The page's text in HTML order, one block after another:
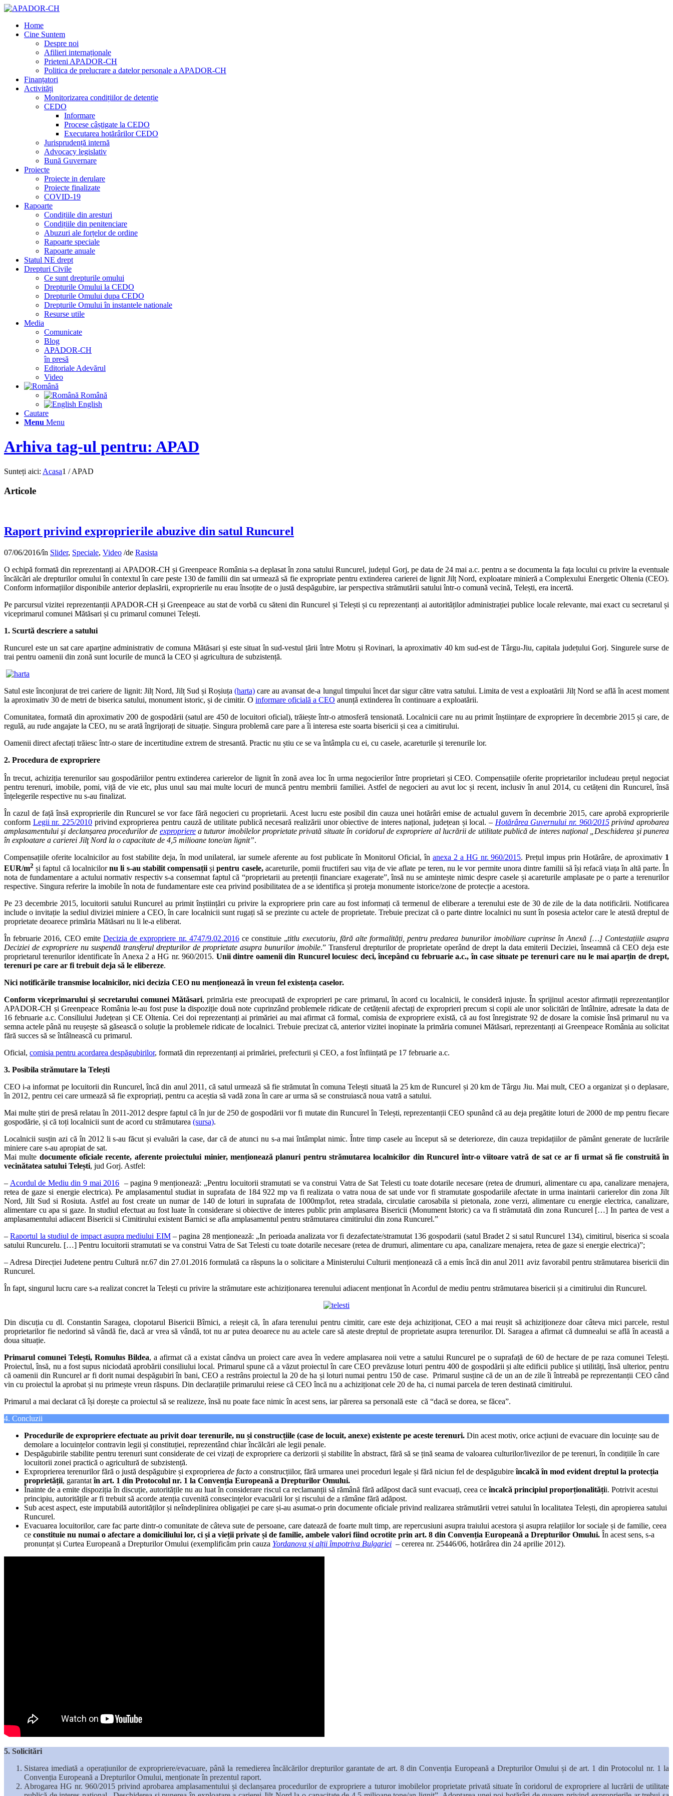
Home
Cine Suntem
Despre noi
Afilieri internaționale
Prieteni APADOR-CH
Politica de prelucrare a datelor personale a APADOR-CH
Finanțatori
Activități
Monitorizarea condițiilor de detenție
CEDO
Informare
Procese câștigate la CEDO
Executarea hotărârilor CEDO
Jurisprudență internă
Advocacy legislativ
Bună Guvernare
Proiecte
Proiecte in derulare
Proiecte finalizate
COVID-19
Rapoarte
Condițiile din aresturi
Condițiile din penitenciare
Abuzuri ale forțelor de ordine
Rapoarte speciale
Rapoarte anuale
Statul NE drept
Drepturi Civile
Ce sunt drepturile omului
Drepturile Omului la CEDO
Drepturile Omului dupa CEDO
Drepturile Omului în instantele nationale
Resurse utile
Media
Comunicate
Blog
APADOR-CH
în presă
Editoriale Adevărul
Video
Română
English
Cautare
Menu Menu
Arhiva tag-ul pentru: APAD
Sunteți aici: Acasa1 / APAD
Articole
Raport privind exproprierile abuzive din satul Runcurel
07/06/2016/în Slider, Speciale, Video /de Rasista
O echipă formată din reprezentanți ai APADOR-CH și Greenpeace România s-a deplasat în zona satului Runcurel, județul Gorj, pe data de 24 mai a.c. pentru a se documenta la fața locului cu privire la eventuale
încălcări ale drepturilor omului în contextul în care peste 130 de familii din sat urmează să fie expropriate pentru extinderea carierei de lignit Jilț Nord, exploatare minieră a Complexului Energetic Oltenia (CEO).
Conform informațiilor disponibile anterior deplasării, exproprierile nu erau însoțite de o justă despăgubire, iar perspectiva strămutării satului într-o comună vecină, Telești, era incertă.
Pe parcursul vizitei reprezentanții APADOR-CH și Greenpeace au stat de vorbă cu săteni din Runcurel și Telești și cu reprezentanți ai autorităților administrației publice locale relevante, mai exact cu secretarul și
viceprimarul comunei Mătăsari și cu primarul comunei Telești.
1. Scurtă descriere a satului
Runcurel este un sat care aparține administrativ de comuna Mătăsari și este situat în sud-vestul țării între Motru și Rovinari, la aproximativ 40 km sud-est de Târgu-Jiu, capitala județului Gorj. Singurele surse de
trai pentru oamenii din zonă sunt locurile de muncă la CEO și agricultura de subzistență.
Satul este înconjurat de trei cariere de lignit: Jilț Nord, Jilț Sud și Roșiuța(harta) care au avansat de-a lungul timpului încet dar sigur către vatra satului. Limita de vest a exploatării Jilț Nord se află în acest moment
la aproximativ 30 de metri de biserica satului, monument istoric, și de cimitir. O informare oficială a CEO anunță extinderea în continuare a exploatării.
Comunitatea, formată din aproximativ 200 de gospodării (satul are 450 de locuitori oficial), trăiește într-o atmosferă tensionată. Localnicii care nu au primit înștiințare de expropriere în decembrie 2015 și care, de
regulă, au rude angajate la CEO, nu se arată îngrijorați de situație. Singura problemă care pare a îi interesa este soarta bisericii și cea a cimitirului.
Oamenii direct afectați trăiesc într-o stare de incertitudine extrem de stresantă. Practic nu știu ce se va întâmpla cu ei, cu casele, acareturile și terenurile lor.
2. Procedura de expropriere
În trecut, achiziția terenurilor sau gospodăriilor pentru extinderea carierelor de lignit în zonă avea loc în urma negocierilor între proprietari și CEO. Compensațiile oferite proprietarilor includeau prețul negociat
pentru terenuri, imobile, pomi, viță de vie etc, plus unul sau mai multe locuri de muncă pentru membrii familiei. Astfel de negocieri au avut loc și recent, inclusiv în anul 2014, cu cetățeni din Runcurel, însă
înțelegerile respective nu s-au finalizat.
În cazul de față însă exproprierile din Runcurel se vor face fără negocieri cu proprietarii. Acest lucru este posibil din cauza unei hotărâri emise de actualul guvern în decembrie 2015, care aprobă exproprierile
conform Legii nr. 225/2010 privind exproprierea pentru cauză de utilitate publică necesară realizării unor obiective de interes național, județean și local. – Hotărârea Guvernului nr. 960/2015privind aprobarea
amplasamentului şi declanşarea procedurilor de exproprierea tuturor imobilelor proprietate privată situate în coridorul de expropriere al lucrării de utilitate publică de interes naţional „Deschiderea şi punerea
în exploatare a carierei Jilţ Nord la o capacitate de 4,5 milioane tone/an lignit”.
Compensațiile oferite localnicilor au fost stabilite deja, în mod unilateral, iar sumele aferente au fost publicate în Monitorul Oficial, în anexa 2 a HG nr. 960/2015. Prețul impus prin Hotărâre, de aproximativ 1
EUR/m2 și faptul că localnicilornu li s-au stabilit compensațiiși pentru casele, acareturile, pomii fructiferi sau vița de vie aflate pe teren, nu le vor permite unora dintre familii să își refacă viața în altă parte. În
nota de fundamentare a actului normativ respectiv s-a consemnat faptul că “proprietarii au pretenții financiare exagerate”, însă nu se amintește nimic despre casele și acareturile amplasate pe o parte a terenurilor
respective. Singura referire la imobile în nota de fundamentare este cea privind posibilitatea de a se identifica și proteja monumente istorice/zone de protecție a acestora.
Pe 23 decembrie 2015, locuitorii satului Runcurel au primit înștiințări cu privire la expropriere prin care au fost informați că termenul de eliberare a terenului este de 30 de zile de la data notificării. Notificarea
include o invitație la sediul diviziei miniere a CEO, în care localnicii sunt rugați să se prezinte cu actele de proprietate. Trebuie precizat că o parte dintre localnici nu sunt în posesia actelor care le atestă dreptul de
proprietate deoarece primăria Mătăsari nu li le-a eliberat.
În februarie 2016, CEO emite Decizia de expropriere nr. 4747/9.02.2016ce constituie „titlu executoriu, fără alte formalități, pentru predarea bunurilor imobiliare cuprinse în Anexă […] Contestațiile asupra
Deciziei de expropriere nu suspendă transferul drepturilor de proprietate asupra bunurilor imobile.” Transferul drepturilor de proprietate operând de drept la data emiterii Deciziei, înseamnă că CEO deja este
proprietarul terenurilor identificate în Anexa 2 a HG nr. 960/2015. Unii dintre oamenii din Runcurel locuiesc deci, începând cu februarie a.c., în case situate pe terenuri care nu le mai aparțin de drept,
terenuri pe care ar fi trebuit deja să le elibereze.
Nici notificările transmise localnicilor, nici decizia CEO nu menționează în vreun fel existența caselor.
Conform viceprimarului și secretarului comunei Mătăsari, primăria este preocupată de exproprieri pe care primarul, în acord cu localnicii, le consideră injuste. În sprijinul acestor afirmații reprezentanților
APADOR-CH și Greenpeace România le-au fost puse la dispoziție două note cuprinzând problemele ridicate de cetățenii afectați de exproprieri precum si copii ale unor solicitări de întâlnire, adresate la data de
16 februarie a.c. Consiliului Județean și CE Oltenia. Cei doi reprezentanți ai primăriei au mai afirmat că formal, comisia de expropriere există, că au fost înregistrate 92 de dosare la comisie însă primarul nu va
semna actele până nu reușește să găsească o soluție la problemele ridicate de localnici. Trebuie precizat că, anterior vizitei inopinate la primăria comunei Mătăsari, reprezentanți ai Greenpeace România au solicitat
fără succes să se întâlnească cu primarul.
Oficial, comisia pentru acordarea despăgubirilor, formată din reprezentanți ai primăriei, prefecturii și CEO, a fost înființată pe 17 februarie a.c.
3. Posibila strămutare la Telești
CEO i-a informat pe locuitorii din Runcurel, încă din anul 2011, că satul urmează să fie strămutat în comuna Telești situată la 25 km de Runcurel și 20 km de Târgu Jiu. Mai mult, CEO a organizat și o deplasare,
în 2012, pentru cei care urmează să fie expropriați, pentru ca aceștia să vadă zona în care ar urma să se construiască noua vatră a satului.
Mai multe știri de presă relatau în 2011-2012 despre faptul că în jur de 250 de gospodării vor fi mutate din Runcurel în Telești, reprezentanții CEO spunând că au deja pregătite loturi de 2000 de mp pentru fiecare
gospodărie, și că toți localnicii sunt de acord cu strămutarea (sursa).
Localnicii susțin azi că în 2012 li s-au făcut și evaluări la case, dar că de atunci nu s-a mai întâmplat nimic. Între timp casele au început să se deterioreze, din cauza trepidațiilor de pământ generate de lucrările
miniere care s-au apropiat de sat.
Mai multe documente oficiale recente, aferente proiectului minier, menționează planuri pentru strămutarea localnicilor din Runcurel într-o viitoare vatră de sat ce ar fi urmat să fie construită în
vecinătatea satului Telești, jud Gorj. Astfel:
– Acordul de Mediu din 9 mai 2016 – pagina 9 menționează: „Pentru locuitorii stramutati se va construi Vatra de Sat Telesti cu toate dotarile necesare (retea de drumuri, alimentare cu apa, canalizare menajera,
retea de gaze si energie electrica). Pe amplasamentul studiat in suprafata de 184 922 mp va fi realizata o vatra noua de sat unde vor fi stramutate gospodariile afectate in urma inaintarii carierelor din zona Jilt
Nord, Jilt Sud si Rosiuta. Astfel au fost create un numar de 140 de loturi in suprafata de 1000mp/lot, retea stradala, circulatie carosabila si pietonala, zone verzi, alimentare cu energie electrica, canalizare,
alimentare cu apa si gaze. In studiul efectuat au fost luate în considerare si obiective de interes public prin amplasarea Bisericii (Monument Istoric) ca va fi strămutată din zona Runcurel […] In partea de vest a
amplasamentului adiacent Bisericii si Cimitirului existent Barnici se afla amplasamentul pentru strămutarea cimitirului din zona Runcurel.”
–Raportul la studiul de impact asupra mediului EIM– pagina 28 menționează: „In perioada analizata vor fi dezafectate/stramutat 136 gospodarii (satul Bradet 2 si satul Runcurel 134), cimitirul, biserica si scoala
satului Runcurelu. […] Pentru locuitorii stramutati se va construi Vatra de Sat Telesti cu toate dotarile necesare (retea de drumuri, alimentare cu apa, canalizare menajera, retea de gaze si energie electrica)”;
– Adresa Direcției Judetene pentru Cultură nr.67 din 27.01.2016 formulată ca răspuns la o solicitare a Ministerului Culturii menționează că a emis încă din anul 2011 aviz favorabil pentru strămutarea bisericii din
Runcurel.
În fapt, singurul lucru care s-a realizat concret la Telești cu privire la strămutare este achiziționarea terenului adiacent menționat în Acordul de mediu pentru strămutarea bisericii și a cimitirului din Runcurel.
Din discuția cu dl. Constantin Saragea, clopotarul Bisericii Bîrnici, a reieșit că, în afara terenului pentru cimitir, care este deja achiziționat, CEO a mai reușit să achiziționeze doar câteva mici parcele, restul
proprietarilor fie nedorind să vândă fie, dacă ar vrea să vândă, tot nu ar putea deoarece nu au actele care să ateste dreptul de proprietate asupra terenurilor. Dl. Saragea a afirmat că dumnealui se află în această a
doua situație.
Primarul comunei Telești, Romulus Bildea, a afirmat că a existat cândva un proiect care avea în vedere amplasarea noii vetre a satului Runcurel pe o suprafață de 60 de hectare de pe raza comunei Telești.
Proiectul, însă, nu a fost supus niciodată aprobării consiliului local. Primarul spune că a văzut proiectul în care CEO prevăzuse loturi pentru 400 de gospodării și alte edificii publice și utilități, însă ulterior, pentru
că oamenii din Runcurel ar fi dorit numai despăgubiri în bani, CEO a restrâns proiectul la 20 de ha și loturi numai pentru 150 de case. Primarul susține că de un an de zile îi întreabă pe reprezentanții CEO când
vin cu proiectul la aprobat și nu primește vreun răspuns. Din declarațiile primarului reiese că CEO încă nu a achiziționat cele 20 de ha, ci numai parcela de teren destinată cimitirului.
Primarul a mai declarat că își dorește ca proiectul să se realizeze, însă nu poate face nimic în acest sens, iar părerea sa personală este că “dacă se dorea, se făcea”.
4. Concluzii
Procedurile de expropriere efectuate au privit doar terenurile, nu și construcțiile (case de locuit, anexe) existente pe aceste terenuri. Din acest motiv, orice acțiuni de evacuare din locuințe sau de
demolare a locuințelor contravin legii și constituției, reprezentând chiar încălcări ale legii penale.
Despăgubirile stabilite pentru terenuri sunt considerate de cei vizați de expropriere ca derizorii și stabilite în abstract, fără să se țină seama de valoarea culturilor/livezilor de pe terenuri, în condițiile în care
locuitorii zonei practică o agricultură de subzistență.
Exproprierea terenurilor fără o justă despăgubire și exproprierea de facto a construcțiilor, fără urmarea unei proceduri legale și fără niciun fel de despăgubireîncalcă în mod evident dreptul la protecția
proprietății, garantatîn art. 1 din Protocolul nr. 1 la Convenția Europeană a Drepturilor Omului.
Înainte de a emite dispoziția în discuție, autoritățile nu au luat în considerare riscul ca reclamanții să rămână fără adăpost dacă sunt evacuați, ceea ceîncalcă principiul proporționalității. Potrivit acestui
principiu, autoritățile ar fi trebuit să acorde atenția cuvenită consecințelor evacuării lor și riscului de a rămâne fără adăpost.
Sub acest aspect, este imputabilă autorităților și neîndeplinirea obligației pe care și-au asumat-o prin documente oficiale privind realizarea strămutării vetrei satului în localitatea Telești, din apropierea satului
Runcurel.
Evacuarea locuitorilor, care fac parte dintr-o comunitate de câteva sute de persoane, care datează de foarte mult timp, are repercusiuni asupra traiului acestora și asupra relațiilor lor sociale și de familie, ceea
ce constituie nu numai o afectare a domiciliului lor, ci și a vieții private și de familie, ambele valori fiind ocrotite prin art. 8 din Convenția Europeană a Drepturilor Omului. În acest sens, s-a
pronunțat și Curtea Europeană a Drepturilor Omului (exemplificăm prin cauza Yordanova și alții împotriva Bulgariei – cererea nr. 25446/06, hotărârea din 24 aprilie 2012).
5. Solicitări
Sistarea imediată a operațiunilor de expropriere/evacuare, până la remedierea încălcărilor drepturilor garantate de art. 8 din Convenția Europeană a Drepturilor Omului și de art. 1 din Protocolul nr. 1 la
Convenția Europeană a Drepturilor Omului, menționate în prezentul raport.
Abrogarea HG nr. 960/2015 privind aprobarea amplasamentului și declanșarea procedurilor de expropriere a tuturor imobilelor proprietate privată situate în coridorul de expropriere al lucrării de utilitate